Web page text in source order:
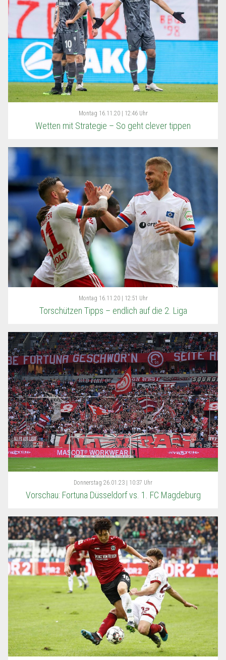
Montag 16.11.20 | 12:46 Uhr
Wetten mit Strategie – So geht clever tippen
Montag 16.11.20 | 12:51 Uhr
Torschützen Tipps – endlich auf die 2. Liga
Donnerstag 26.01.23 | 10:37 Uhr
Vorschau: Fortuna Düsseldorf vs. 1. FC Magdeburg